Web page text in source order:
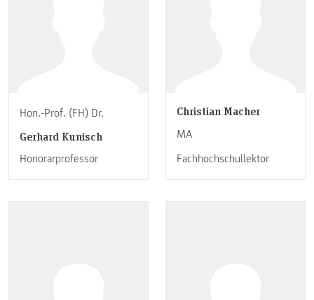
Hon.-Prof. (FH) Dr.
Gerhard Kunisch
Honorarprofessor
Christian Macher
MA
Fachhochschullektor